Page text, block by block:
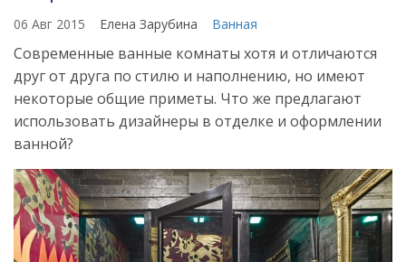
06 Авг 2015 Елена Зарубина Ванная
Современные ванные комнаты хотя и отличаются
друг от друга по стилю и наполнению, но имеют
некоторые общие приметы. Что же предлагают
использовать дизайнеры в отделке и оформлении
ванной?